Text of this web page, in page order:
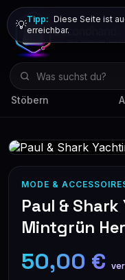
Stöbern
💡Tipp: Diese Seite ist
erreichbar.
MODE &
Paul &
Mintgrün
50,00 €